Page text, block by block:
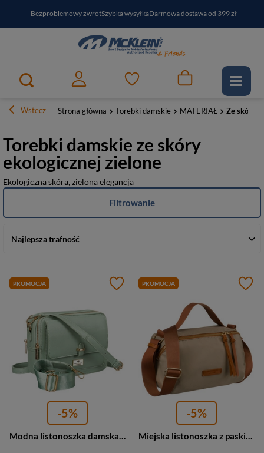
Bezproblemowy zwrotSzybka wysyłkaDarmowa dostawa od 399 zł
PayPo - kup i zapłać za30 dniZapisz się do newslettera i odbierz RABAT
Wstecz Strona główna Torebki damskie MATERIAŁ Ze skóry
Torebki damskie ze skóry
ekologicznej zielone
Ekologiczna skóra, zielona elegancja
Najlepsza trafność
Filtrowanie
PROMOCJA
-5%
Modna listonoszka damska w zielonym kolorze wykonana ze skóry ekologicznej - Peterson
PROMOCJA
-5%
Miejska listonoszka z paskiem wykonana z nylonu i skóry ekologicznej w kolorach khaki i brązowym - Peterson